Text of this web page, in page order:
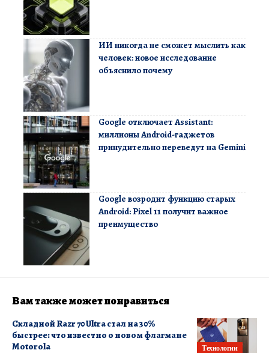
ИИ никогда не сможет мыслить как
человек: новое исследование
объяснило почему
Google отключает Assistant:
миллионы Android-гаджетов
принудительно переведут на Gemini
Google возродит функцию старых
Android: Pixel 11 получит важное
преимущество
Вам также может понравиться
Технологии
Складной Razr 70 Ultra стал на 30%
быстрее: что известно о новом флагмане
Motorola